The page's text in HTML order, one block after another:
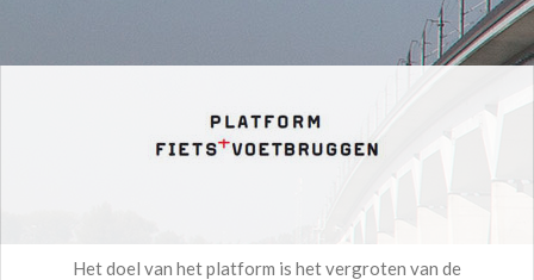
Het doel van het platform is het vergroten van de